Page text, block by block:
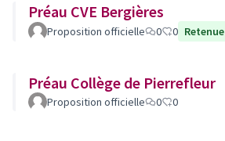
Préau CVE Bergières
Proposition officielle 0 0 Retenue
Préau Collège de Pierrefleur
Proposition officielle 0 0